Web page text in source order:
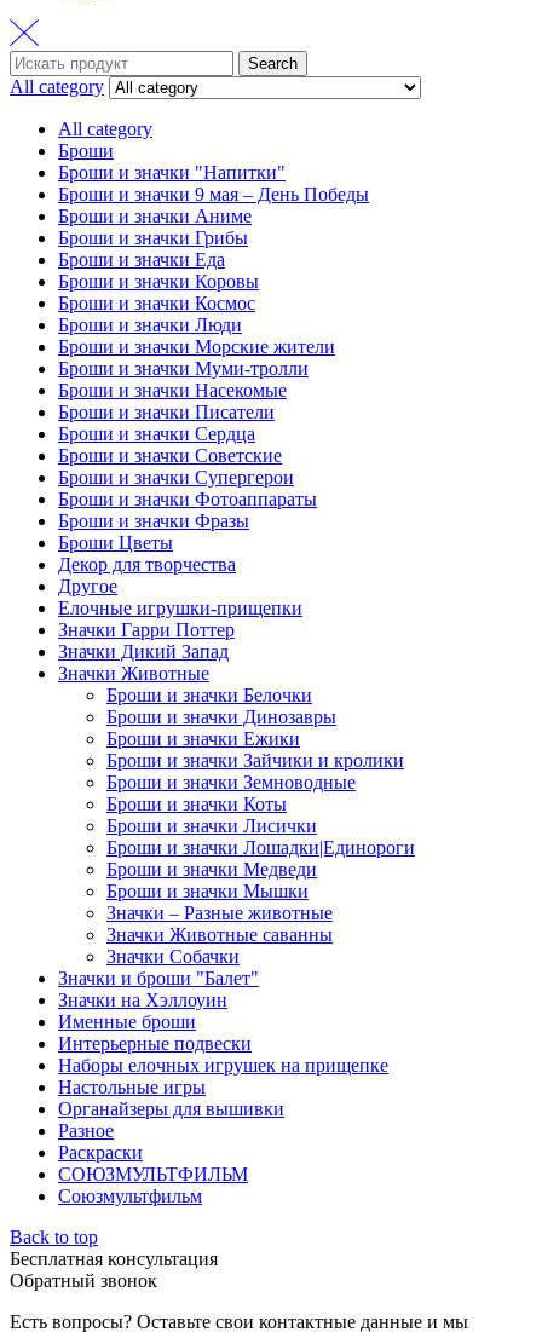
Search
for:
Search
All category
All category
Броши
Броши и значки "Напитки"
Броши и значки 9 мая – День Победы
Броши и значки Аниме
Броши и значки Грибы
Броши и значки Еда
Броши и значки Коровы
Броши и значки Космос
Броши и значки Люди
Броши и значки Морские жители
Броши и значки Муми-тролли
Броши и значки Насекомые
Броши и значки Писатели
Броши и значки Сердца
Броши и значки Советские
Броши и значки Супергерои
Броши и значки Фотоаппараты
Броши и значки Фразы
Броши Цветы
Декор для творчества
Другое
Елочные игрушки-прищепки
Значки Гарри Поттер
Значки Дикий Запад
Значки Животные
Броши и значки Белочки
Броши и значки Динозавры
Броши и значки Ежики
Броши и значки Зайчики и кролики
Броши и значки Земноводные
Броши и значки Коты
Броши и значки Лисички
Броши и значки Лошадки|Единороги
Броши и значки Медведи
Броши и значки Мышки
Значки – Разные животные
Значки Животные саванны
Значки Собачки
Значки и броши "Балет"
Значки на Хэллоуин
Именные броши
Интерьерные подвески
Наборы елочных игрушек на прищепке
Настольные игры
Органайзеры для вышивки
Разное
Раскраски
СОЮЗМУЛЬТФИЛЬМ
Союзмультфильм
Back to top
Бесплатная консультация
Обратный звонок
Есть вопросы? Оставьте свои контактные данные и мы